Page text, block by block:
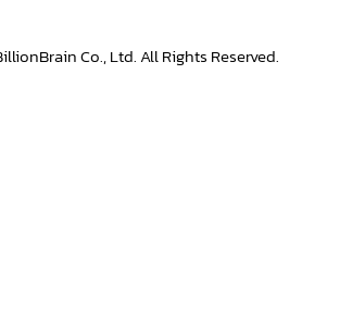
Co., Ltd. All Rights Reserved.